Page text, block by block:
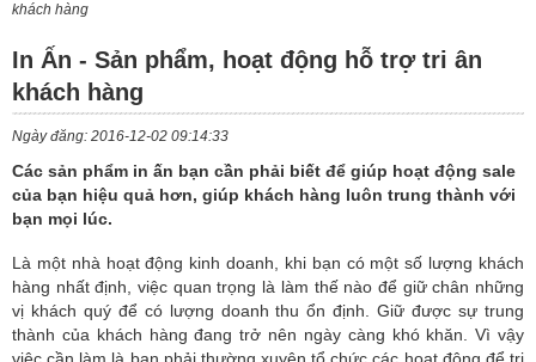
SẢN
PHẨM
IN
DỊCH
VỤ
KHUYẾN
MÃI
TIN
khách hàng
In Ấn - Sản phẩm, hoạt động hỗ trợ tri ân
khách hàng
Ngày đăng: 2016-12-02 09:14:33
Các sản phẩm in ấn bạn cần phải biết để giúp hoạt động sale
của bạn hiệu quả hơn, giúp khách hàng luôn trung thành với
bạn mọi lúc.
Là một nhà hoạt động kinh doanh, khi bạn có một số lượng khách
hàng nhất định, việc quan trọng là làm thế nào để giữ chân những
vị khách quý để có lượng doanh thu ổn định. Giữ được sự trung
thành của khách hàng đang trở nên ngày càng khó khăn. Vì vậy